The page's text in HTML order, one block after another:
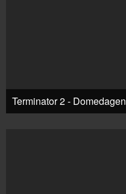
Terminator 2 - Domedagen